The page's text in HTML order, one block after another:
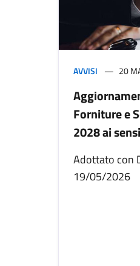
AVVISI 20
Forniture e
2028 ai
Adottato con
19/05/2026